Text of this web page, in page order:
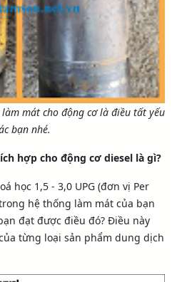
mát cho động cơ là điều tất yếu
bạn nhé.
hợp cho động cơ diesel là gì?
học 1,5 - 3,0 UPG (đơn vị Per
hệ thống làm mát của bạn
đạt được điều đó? Điều này
từng loại sản phẩm dung dịch